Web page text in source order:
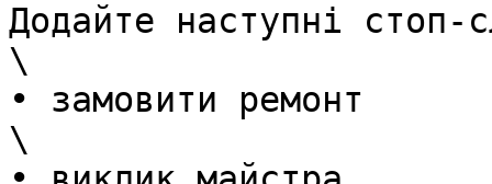
Додайте наступні стоп-
\
• замовити ремонт
\